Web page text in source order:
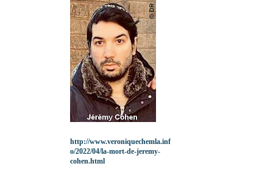
http://www.veroniquechemla.inf
o/2022/04/la-mort-de-jeremy-
cohen.html